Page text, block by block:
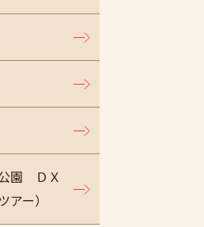
園 ＤＸ
アー）